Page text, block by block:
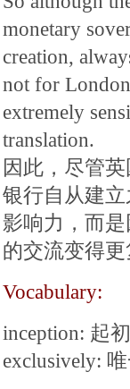
monetary
creation,
not for
extremely
translation.
因此，尽管
银行自从建
影响力，而
的交流变得更
Vocabulary:
inception: 起初
exclusively: